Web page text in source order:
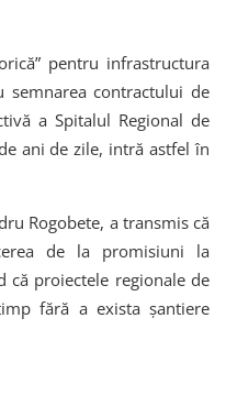
pentru infrastructura
semnarea contractului de
a Spitalul Regional de
ani de zile, intră astfel în
Rogobete, a transmis că
de la promisiuni la
că proiectele regionale de
fără a exista șantiere